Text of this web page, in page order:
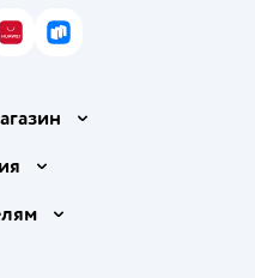
Play
AppGallery
RuStore